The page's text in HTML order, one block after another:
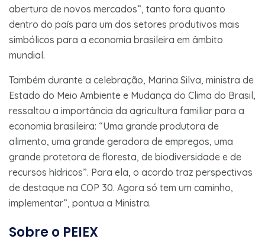
abertura de novos mercados”, tanto fora quanto
dentro do país para um dos setores produtivos mais
simbólicos para a economia brasileira em âmbito
mundial.
Também durante a celebração, Marina Silva, ministra de
Estado do Meio Ambiente e Mudança do Clima do Brasil,
ressaltou a importância da agricultura familiar para a
economia brasileira: “Uma grande produtora de
alimento, uma grande geradora de empregos, uma
grande protetora de floresta, de biodiversidade e de
recursos hídricos”. Para ela, o acordo traz perspectivas
de destaque na COP 30. Agora só tem um caminho,
implementar”, pontua a Ministra.
Sobre o PEIEX